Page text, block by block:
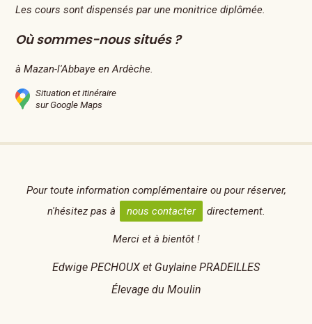
Les cours sont dispensés par une monitrice diplômée.
Où sommes-nous situés ?
à Mazan-l'Abbaye en Ardèche.
Situation et itinéraire
sur Google Maps
Pour toute information complémentaire ou pour réserver,
n'hésitez pas à
nous contacter directement.
Merci et à bientôt !
Edwige PECHOUX et Guylaine PRADEILLES
Élevage du Moulin